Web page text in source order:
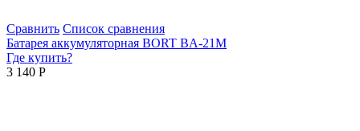
Сравнить Список сравнения
Батарея аккумуляторная BORT BA-21M
Где купить?
3 140 Р